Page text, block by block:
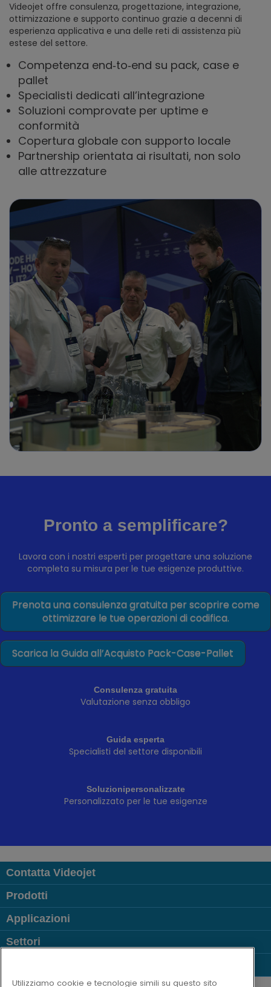
Videojet offre consulenza, progettazione, integrazione,
ottimizzazione e supporto continuo grazie a decenni di
esperienza applicativa e una delle reti di assistenza più
estese del settore.
Competenza end‑to‑end su pack, case e
pallet
Specialisti dedicati all’integrazione
Soluzioni comprovate per uptime e
conformità
Copertura globale con supporto locale
Partnership orientata ai risultati, non solo
alle attrezzature
Pronto a semplificare?
Lavora con i nostri esperti per progettare una soluzione
completa su misura per le tue esigenze produttive.
Prenota una consulenza gratuita per scoprire come
ottimizzare le tue operazioni di codifica.
Scarica la Guida all’Acquisto Pack-Case-Pallet
Consulenza gratuita
Valutazione senza obbligo
Guida esperta
Specialisti del settore disponibili
Soluzionipersonalizzate
Personalizzato per le tue esigenze
Contatta Videojet
Prodotti
Applicazioni
Settori
Follow us on:
Utilizziamo cookie e tecnologie simili su questo sito